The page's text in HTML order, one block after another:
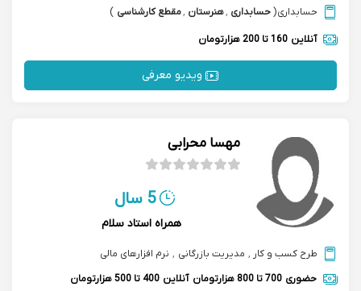
حسابداری(حسابداری ,هنرستان ,مقطع کارشناسی )
آنلاین 160 تا 200 هزارتومان
ویدیو معرفی
مهسا محرابی
5 سال
همراه استاد سلام
طرح کسب و کار , مدیریت بازرگانی , نرم افزارهای مالی
حضوری 700 تا 800 هزارتومان آنلاین 400 تا 500 هزارتومان